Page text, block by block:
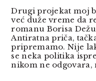
Drugi projekat moj
već duže vreme da
romanu Borisa
Antiratna priča,
pripremamo. Nije
se neka politika
nikom ne odgovara,